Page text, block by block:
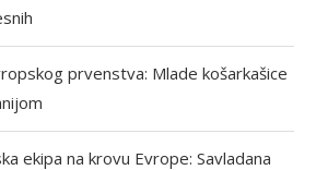
prvenstva: Mlade košarkašice
ekipa na krovu Evrope: Savladana